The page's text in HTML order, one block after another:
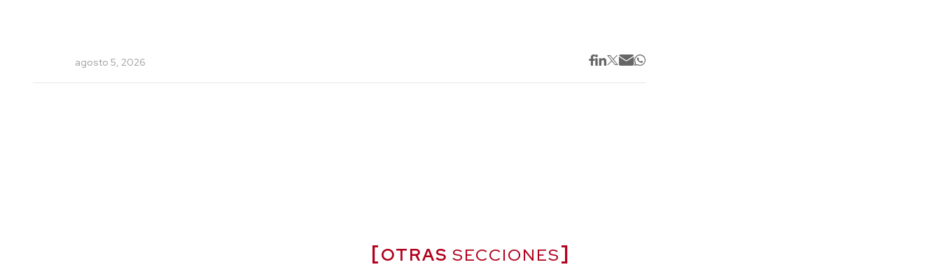
agosto 5, 2026
OTRAS SECCIONES